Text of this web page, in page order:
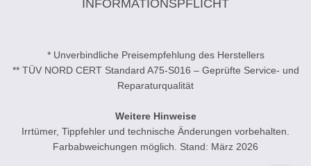
INFORMATIONSPFLICHT
* Unverbindliche Preisempfehlung des Herstellers
** TÜV NORD CERT Standard A75-S016 – Geprüfte Service- und
Reparaturqualität
Weitere Hinweise
Irrtümer, Tippfehler und technische Änderungen vorbehalten.
Farbabweichungen möglich. Stand: März 2026